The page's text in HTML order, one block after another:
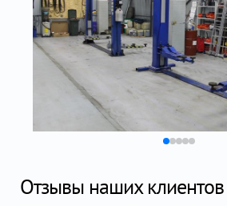
Отзывы наших клиентов